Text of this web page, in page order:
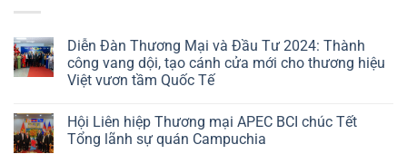
Diễn Đàn Thương Mại và Đầu Tư 2024: Thành
công vang dội, tạo cánh cửa mới cho thương hiệu
Việt vươn tầm Quốc Tế
Hội Liên hiệp Thương mại APEC BCI chúc Tết
Tổng lãnh sự quán Campuchia